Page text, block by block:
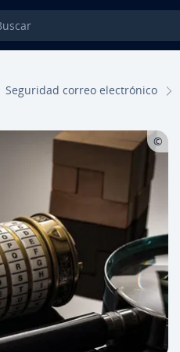
Seguridad correo ele­c­tró­ni­co